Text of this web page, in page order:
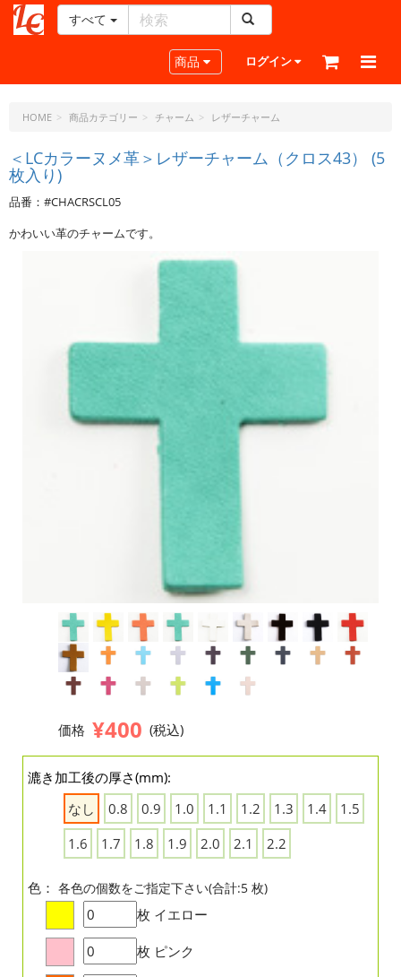
ー
ラ
ト・
ド
ッ
ト・
ジ
すべて
Toggle navigation
商品 ログイン
HOME 商品カテゴリー チャーム レザーチャーム
＜LCカラーヌメ革＞レザーチャーム（クロス43） (5
枚入り)
品番：#CHACRSCL05
かわいい革のチャームです。
価格 ¥400 (税込)
漉き加工後の厚さ(mm):
なし
0.8 0.9 1.0 1.1 1.2 1.3 1.4
1.5
1.6
1.7 1.8 1.9 2.0 2.1 2.2
色： 各色の個数をご指定下さい(合計:5 枚)
枚 イエロー
枚 ピンク